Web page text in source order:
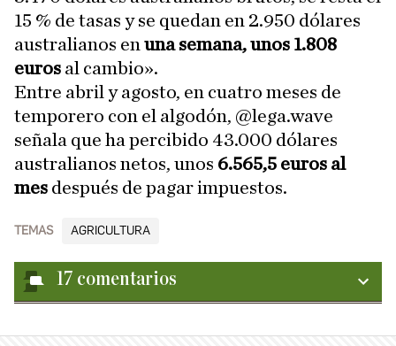
15 % de tasas y se quedan en 2.950 dólares
australianos en una semana, unos 1.808
euros al cambio».
Entre abril y agosto, en cuatro meses de
temporero con el algodón, @lega.wave
señala que ha percibido 43.000 dólares
australianos netos, unos 6.565,5 euros al
mes después de pagar impuestos.
TEMAS AGRICULTURA
17 comentarios